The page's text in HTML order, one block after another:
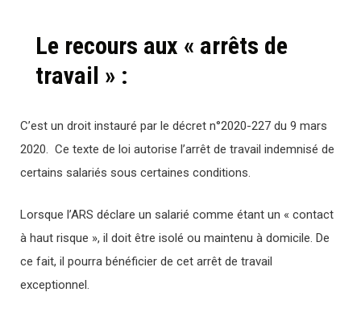
Le recours aux « arrêts de
travail » :
C’est un droit instauré par le décret n°2020-227 du 9 mars
2020. Ce texte de loi autorise l’arrêt de travail indemnisé de
certains salariés sous certaines conditions.
Lorsque l’ARS déclare un salarié comme étant un « contact
à haut risque », il doit être isolé ou maintenu à domicile. De
ce fait, il pourra bénéficier de cet arrêt de travail
exceptionnel.